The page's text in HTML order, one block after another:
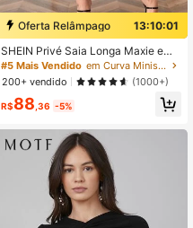
Oferta Relâmpago
13:10:00
SHEIN Privé Saia Longa Maxie em
Cetim Linha-A de Cintura Alta em T
amanhos Grandes
#5 Mais Vendido
em Curva Minissaias Plus Size
200+ vendido
(1000+)
R$88 ,36 -5%